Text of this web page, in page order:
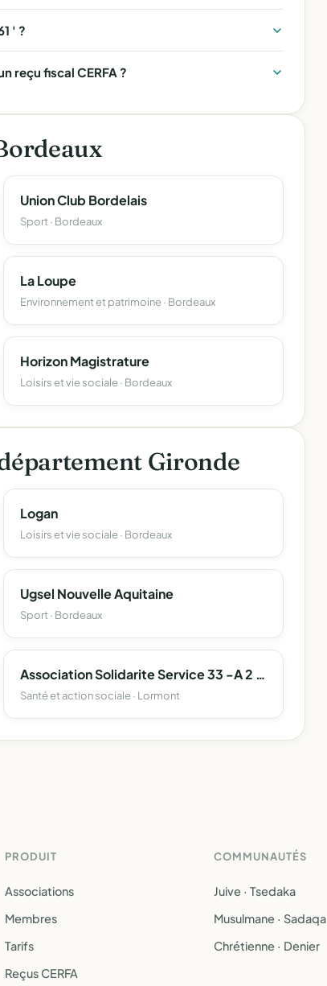
' ?
reçu fiscal CERFA ?
Union Club Bordelais
Sport · Bordeaux
La Loupe
Environnement et patrimoine · Bordeaux
Horizon Magistrature
Loisirs et vie sociale · Bordeaux
Gironde
Logan
Loisirs et vie sociale · Bordeaux
Ugsel Nouvelle Aquitaine
Sport · Bordeaux
Association Solidarite Service 33 -A 2 S 33
Santé et action sociale · Lormont
PRODUIT
Associations
Membres
Tarifs
Reçus CERFA
COMMUNAUTÉS
Juive · Tsedaka
Musulmane · Sadaqa
Chrétienne · Denier